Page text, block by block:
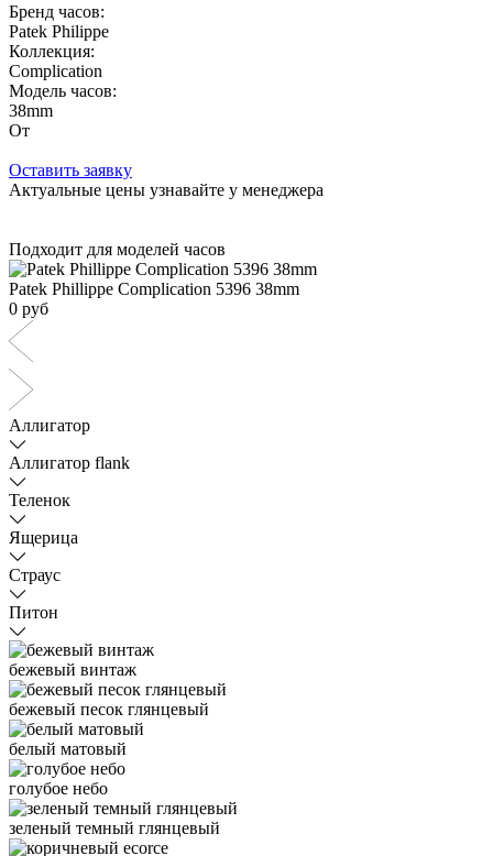
Бренд часов:
Patek Philippe
Коллекция:
Complication
Модель часов:
38mm
От
Оставить заявку
Актуальные цены узнавайте у менеджера
Подходит для моделей часов
Patek Phillippe Complication 5396 38mm
0 руб
Аллигатор
Аллигатор flank
Теленок
Ящерица
Страус
Питон
бежевый винтаж
бежевый песок глянцевый
белый матовый
голубое небо
зеленый темный глянцевый